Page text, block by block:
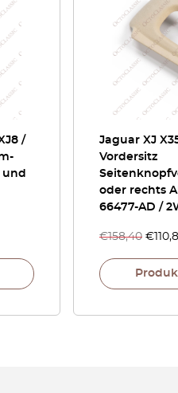
/
und
Jaguar XJ
Vordersitz
oder rechts
66477-AD /
€158,40 €